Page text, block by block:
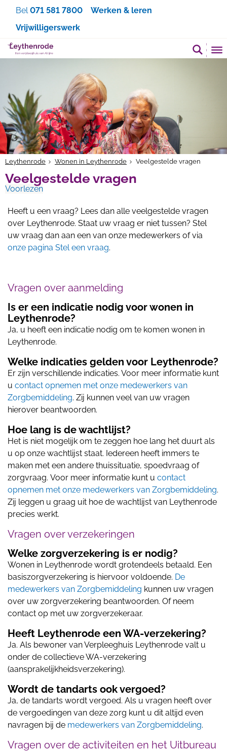
Bel071 581 7800
Werken & leren
Vrijwilligerswerk
Leythenrode Wonen in Leythenrode Veelgestelde vragen
Veelgestelde vragen
Voorlezen
Heeft u een vraag? Lees dan alle veelgestelde vragen
over Leythenrode. Staat uw vraag er niet tussen? Stel
uw vraag dan aan een van onze medewerkers of via
onze pagina Stel een vraag.
Vragen over aanmelding
Is er een indicatie nodig voor wonen in
Leythenrode?
Ja, u heeft een indicatie nodig om te komen wonen in
Leythenrode.
Welke indicaties gelden voor Leythenrode?
Er zijn verschillende indicaties. Voor meer informatie kunt
u contact opnemen met onze medewerkers van
Zorgbemiddeling. Zij kunnen veel van uw vragen
hierover beantwoorden.
Hoe lang is de wachtlijst?
Het is niet mogelijk om te zeggen hoe lang het duurt als
u op onze wachtlijst staat. Iedereen heeft immers te
maken met een andere thuissituatie, spoedvraag of
zorgvraag. Voor meer informatie kunt u contact
opnemen met onze medewerkers van Zorgbemiddeling.
Zij leggen u graag uit hoe de wachtlijst van Leythenrode
precies werkt.
Vragen over verzekeringen
Welke zorgverzekering is er nodig?
Wonen in Leythenrode wordt grotendeels betaald. Een
basiszorgverzekering is hiervoor voldoende. De
medewerkers van Zorgbemiddeling kunnen uw vragen
over uw zorgverzekering beantwoorden. Of neem
contact op met uw zorgverzekeraar.
Heeft Leythenrode een WA-verzekering?
Ja. Als bewoner van Verpleeghuis Leythenrode valt u
onder de collectieve WA-verzekering
(aansprakelijkheidsverzekering).
Wordt de tandarts ook vergoed?
Ja, de tandarts wordt vergoed. Als u vragen heeft over
de vergoedingen van deze zorg kunt u dit altijd even
navragen bij de medewerkers van Zorgbemiddeling.
Vragen over de activiteiten en het Uitbureau